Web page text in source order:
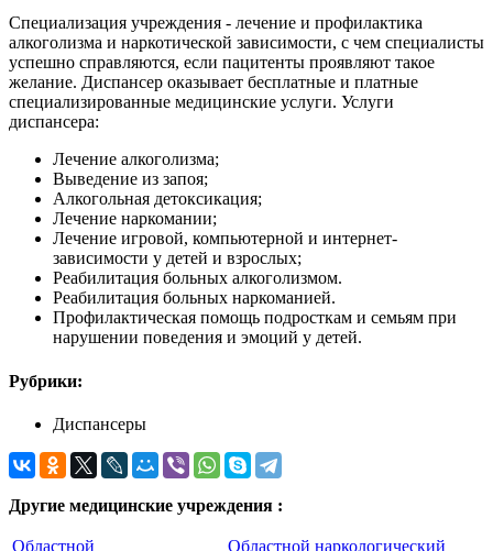
Специализация учреждения - лечение и профилактика
алкоголизма и наркотической зависимости, с чем специалисты
успешно справляются, если пацитенты проявляют такое
желание. Диспансер оказывает бесплатные и платные
специализированные медицинские услуги. Услуги
диспансера:
Лечение алкоголизма;
Выведение из запоя;
Алкогольная детоксикация;
Лечение наркомании;
Лечение игровой, компьютерной и интернет-
зависимости у детей и взрослых;
Реабилитация больных алкоголизмом.
Реабилитация больных наркоманией.
Профилактическая помощь подросткам и семьям при
нарушении поведения и эмоций у детей.
Рубрики:
Диспансеры
Другие медицинские учреждения :
Областной Областной наркологический